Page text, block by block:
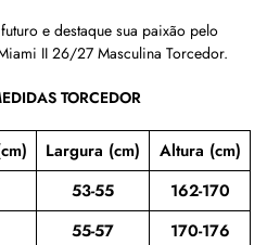
e destaque sua paixão pelo
II 26/27 Masculina Torcedor.
TORCEDOR
Largura (cm)
Altura (cm)
53-55
162-170
55-57
170-176